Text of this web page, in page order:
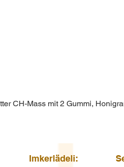
CH-Mass mit 2 Gummi,
Imkerlädeli: